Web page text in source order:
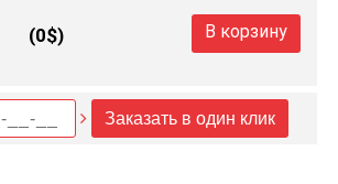
(0$) В корзину
Заказать в один клик